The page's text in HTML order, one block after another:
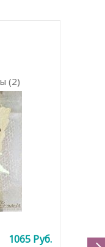
(2)
1065 Руб.